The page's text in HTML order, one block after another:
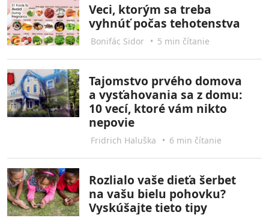
Veci, ktorým sa treba
vyhnúť počas tehotenstva
Bonifác Sidor • 5 min čítanie
Tajomstvo prvého domova
a vysťahovania sa z domu:
10 vecí, ktoré vám nikto
nepovie
Fridrich Haluška • 6 min čítanie
Rozlialo vaše dieťa šerbet
na vašu bielu pohovku?
Vyskúšajte tieto tipy